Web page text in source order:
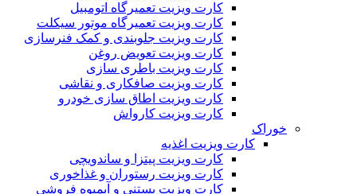
کارت ویزیت تعمیرگاه اتومبیل
کارت ویزیت تعمیرگاه موتور سیکلت
کارت ویزیت جلوبندی و کمک فنرسازی
کارت ویزیت تعویض روغن
کارت ویزیت باطری سازی
کارت ویزیت صافکاری و نقاشی
کارت ویزیت اطاق سازی خودرو
کارت ویزیت کارواش
خوراک
کارت ویزیت اغذیه
کارت ویزیت پیتزا و ساندویچی
کارت ویزیت رستوران و غذاخوری
کارت ویزیت بستنی و آبمیوه فروشی